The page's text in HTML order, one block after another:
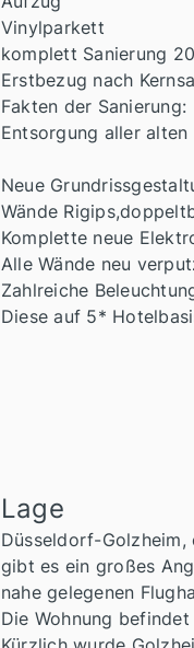
Vinylparkett
komplett Sanierung
Erstbezug nach
Fakten der Sanierung:
Entsorgung aller
Neue
Wände
Komplette neue
Alle Wände neu
Zahlreiche
Diese auf 5*
Lage
Düsseldorf-Golzheim,
gibt es ein großes
nahe gelegenen
Die Wohnung